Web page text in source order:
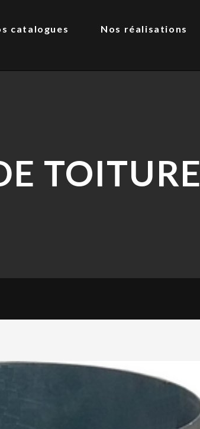
catalogues Nos réalisations
TOITURE